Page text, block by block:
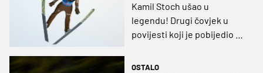
Kamil Stoch ušao u
legendu! Drugi čovjek u
povijesti koji je pobijedio na
(VIDEO)
OSTALO